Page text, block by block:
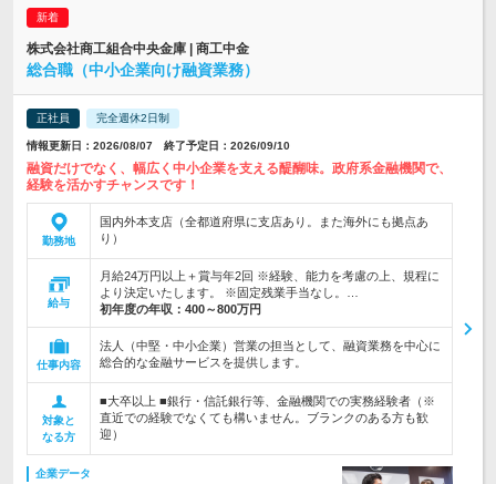
株式会社商工組合中央金庫 | 商工中金
総合職（中小企業向け融資業務）
正社員 完全週休2日制
情報更新日：2026/08/07 終了予定日：2026/09/10
融資だけでなく、幅広く中小企業を支える醍醐味。政府系金融機関で、
経験を活かすチャンスです！
勤務地
国内外本支店（全都道府県に支店あり。また海外にも拠点あ
り）
給与
月給24万円以上＋賞与年2回 ※経験、能力を考慮の上、規程に
より決定いたします。 ※固定残業手当なし。…
初年度の年収： 400～800万円
仕事内容
法人（中堅・中小企業）営業の担当として、融資業務を中心に
総合的な金融サービスを提供します。
対象と
なる方
■大卒以上 ■銀行・信託銀行等、金融機関での実務経験者（※
直近での経験でなくても構いません。ブランクのある方も歓
迎）
企業データ